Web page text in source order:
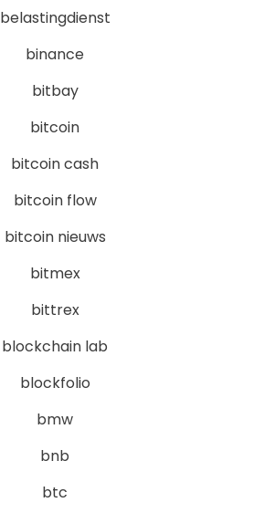
belastingdienst
binance
bitbay
bitcoin
bitcoin cash
bitcoin flow
bitcoin nieuws
bitmex
bittrex
blockchain lab
blockfolio
bmw
bnb
btc